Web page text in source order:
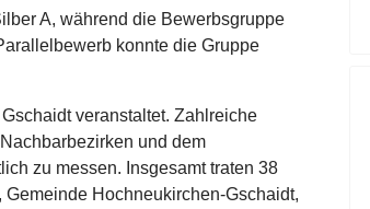
A, während die Bewerbsgruppe
konnte die Gruppe
veranstaltet. Zahlreiche
und dem
zu messen. Insgesamt traten 38
Hochneukirchen-Gschaidt,